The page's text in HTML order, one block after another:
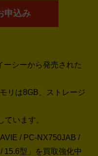
申込み
ーシーから発売された
リは8GB、ストレージ
います。
/ PC-NX750JAB /
15.6型」を買取強化中